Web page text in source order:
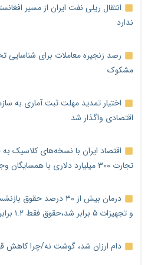
انتقال ریلی نفت ایران از مسیر
ندارد
رصد زنجیره معاملات برای شناسایی
مشکوک
اختیار تمدید مهلت ثبت آماری به
اقتصادی واگذار شد
اقتصاد ایران با نسخه‌های کلاسیک
تجارت ۳۰۰ میلیارد دلاری با همسایگان وجود دارد
درمان بیش از ۳۰ درصد
و تجهیزات ۵ برابر شد،حقوق فقط ۱.۲ برابر افزایش یافت
دام ارزان شد، گوشت نه/چرا کاهش